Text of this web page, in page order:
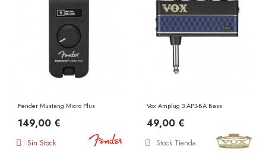
Fender Mustang Micro Plus
149,00 €
Sin Stock
Vox Amplug 3 AP3-BA Bass
49,00 €
Stock Tienda